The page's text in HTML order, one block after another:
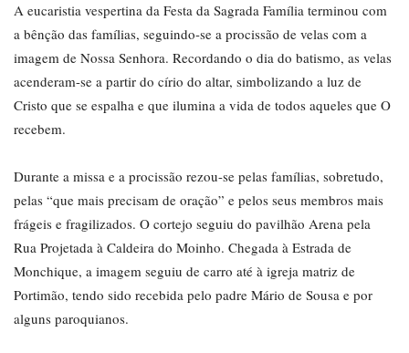
A eucaristia vespertina da Festa da Sagrada Família terminou com
a bênção das famílias, seguindo-se a procissão de velas com a
imagem de Nossa Senhora. Recordando o dia do batismo, as velas
acenderam-se a partir do círio do altar, simbolizando a luz de
Cristo que se espalha e que ilumina a vida de todos aqueles que O
recebem.
Durante a missa e a procissão rezou-se pelas famílias, sobretudo,
pelas “que mais precisam de oração” e pelos seus membros mais
frágeis e fragilizados. O cortejo seguiu do pavilhão Arena pela
Rua Projetada à Caldeira do Moinho. Chegada à Estrada de
Monchique, a imagem seguiu de carro até à igreja matriz de
Portimão, tendo sido recebida pelo padre Mário de Sousa e por
alguns paroquianos.